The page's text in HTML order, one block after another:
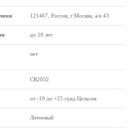
121467, Россия, г.Москва, а/я 43
до 10 лет
нет
CR2032
от -10 до +25 град Цельсия
Литиевый